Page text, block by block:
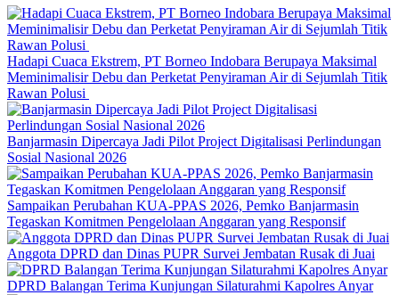
Hadapi Cuaca Ekstrem, PT Borneo Indobara Berupaya Maksimal
Meminimalisir Debu dan Perketat Penyiraman Air di Sejumlah Titik
Rawan Polusi
Banjarmasin Dipercaya Jadi Pilot Project Digitalisasi Perlindungan
Sosial Nasional 2026
Sampaikan Perubahan KUA-PPAS 2026, Pemko Banjarmasin
Tegaskan Komitmen Pengelolaan Anggaran yang Responsif
Anggota DPRD dan Dinas PUPR Survei Jembatan Rusak di Juai
DPRD Balangan Terima Kunjungan Silaturahmi Kapolres Anyar